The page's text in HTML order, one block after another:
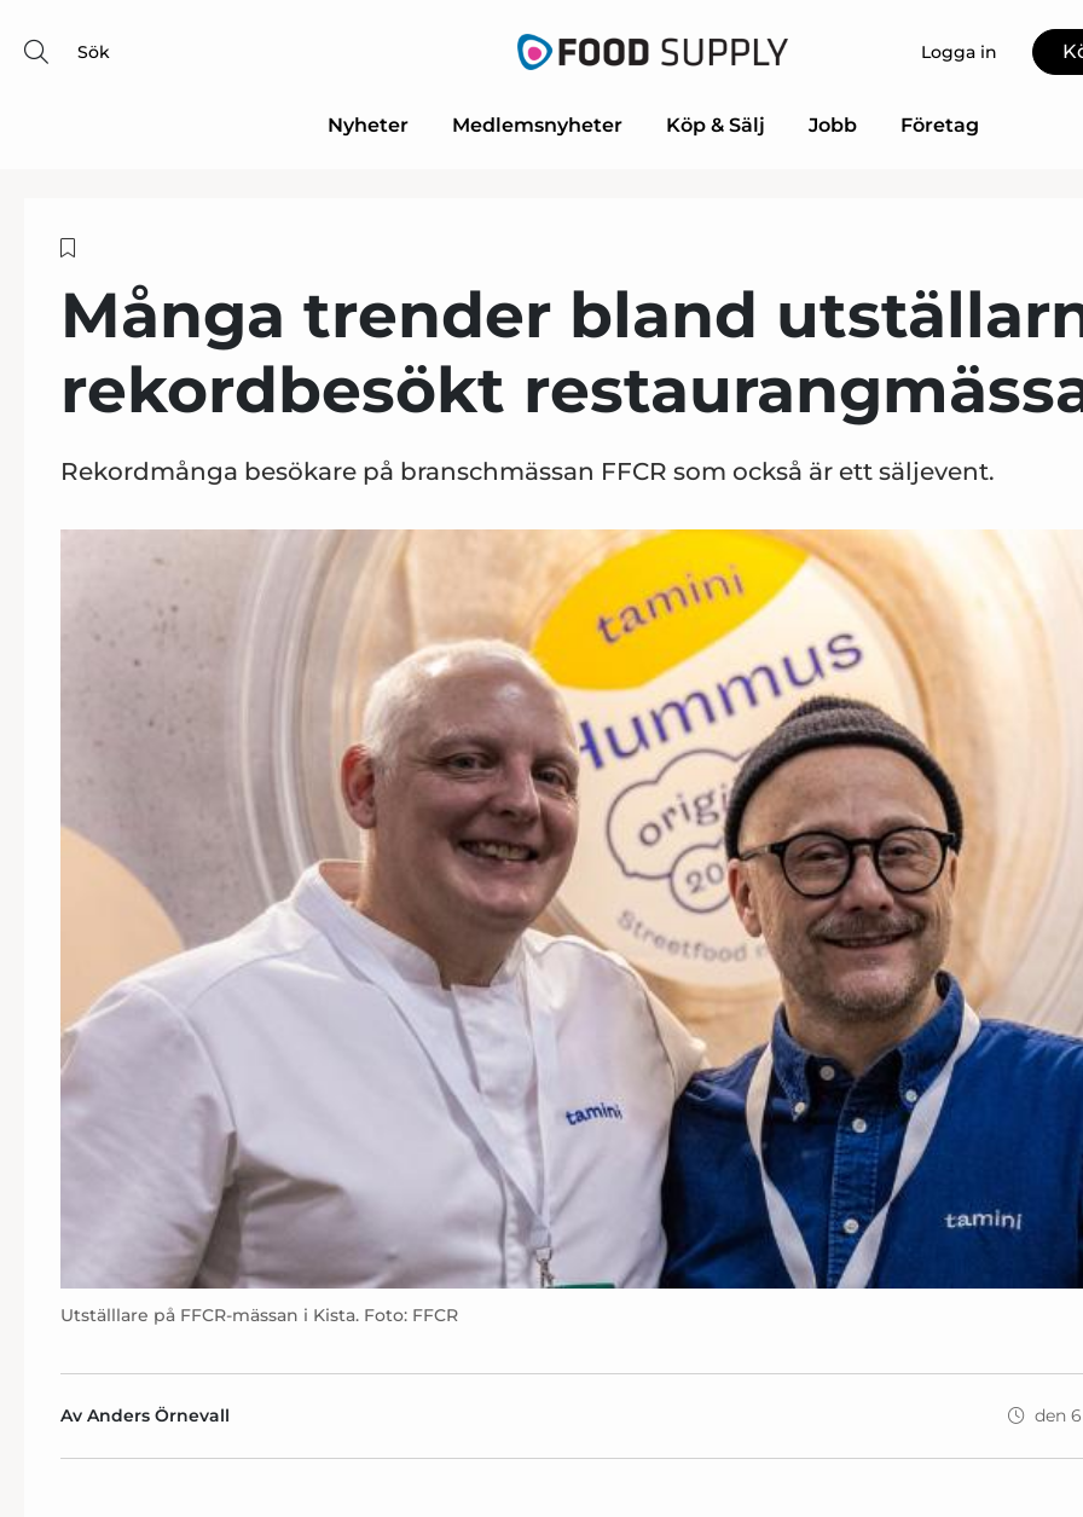
Sök Logga in
Nyheter Medlemsnyheter Köp & Sälj Jobb Företag
Många trender bland
rekordbesökt
Rekordmånga besökare på branschmässan FFCR som också är ett säljevent.
Utställlare på FFCR-mässan i Kista. Foto: FFCR
Av Anders Örnevall den